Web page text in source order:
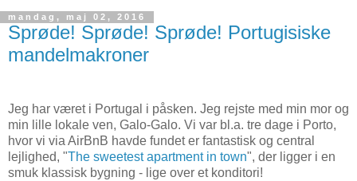
mandag, maj 02, 2016
Sprøde! Sprøde! Sprøde! Portugisiske
mandelmakroner
Jeg har været i Portugal i påsken. Jeg rejste med min mor og
min lille lokale ven, Galo-Galo. Vi var bl.a. tre dage i Porto,
hvor vi via AirBnB havde fundet er fantastisk og central
lejlighed, "The sweetest apartment in town", der ligger i en
smuk klassisk bygning - lige over et konditori!